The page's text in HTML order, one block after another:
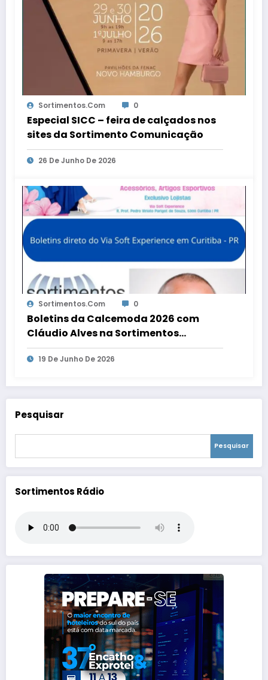
Sortimentos.com 0
Especial SICC – feira de calçados nos
sites da Sortimento Comunicação
26 De Junho De 2026
Sortimentos.com 0
Boletins da Calcemoda 2026 com
Cláudio Alves na Sortimentos
WebRadio
19 De Junho De 2026
Pesquisar
Pesquisar
Sortimentos Rádio